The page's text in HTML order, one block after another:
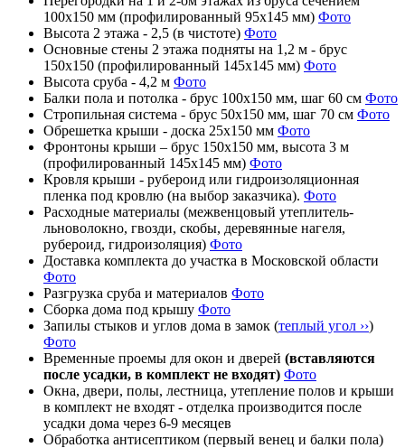
100х150 мм (профилированный 95х145 мм) Фото
Высота 2 этажа - 2,5 (в чистоте) Фото
Основные стены 2 этажа подняты на 1,2 м - брус
150х150 (профилированный 145х145 мм) Фото
Высота сруба - 4,2 м Фото
Балки пола и потолка - брус 100х150 мм, шаг 60 см Фото
Стропильная система - брус 50х150 мм, шаг 70 см Фото
Обрешетка крыши - доска 25х150 мм Фото
Фронтоны крыши – брус 150х150 мм, высота 3 м
(профилированный 145х145 мм) Фото
Кровля крыши - рубероид или гидроизоляционная
пленка под кровлю (на выбор заказчика). Фото
Расходные материалы (межвенцовый утеплитель-
льноволокно, гвозди, скобы, деревянные нагеля,
рубероид, гидроизоляция) Фото
Доставка комплекта до участка в Московской области
Фото
Разгрузка сруба и материалов Фото
Сборка дома под крышу Фото
Запилы стыков и углов дома в замок (теплый угол ››)
Фото
Временные проемы для окон и дверей (вставляются
после усадки, в комплект не входят) Фото
Окна, двери, полы, лестница, утепление полов и крыши
в комплект не входят - отделка производится после
усадки дома через 6-9 месяцев
Обработка антисептиком (первый венец и балки пола)